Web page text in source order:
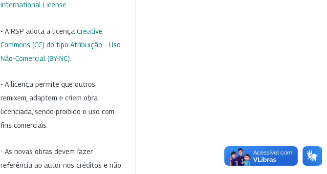
International License
- A RSP adota a licença Creative
Commons (CC) do tipo Atribuição – Uso
Não-Comercial (BY-NC)
- A licença permite que outros
remixem, adaptem e criem obra
licenciada, sendo proibido o uso com
fins comerciais.
- As novas obras devem fazer
referência ao autor nos créditos e não